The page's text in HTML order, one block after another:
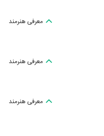
معرفی هنرمند
معرفی هنرمند
معرفی هنرمند